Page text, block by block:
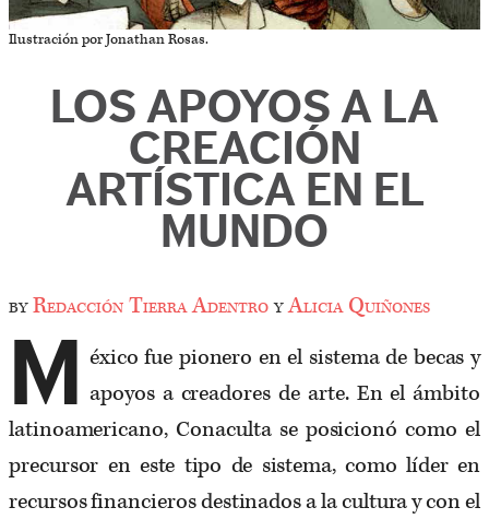
Ilustración por Jonathan Rosas.
LOS APOYOS A LA
CREACIÓN
ARTÍSTICA EN EL
MUNDO
byRedacción Tierra AdentroyAlicia Quiñones
M
éxico fue pionero en el sistema de becas y
apoyos a creadores de arte. En el ámbito
latinoamericano, Conaculta se posicionó como el
precursor en este tipo de sistema, como líder en
recursos financieros destinados a la cultura y con el